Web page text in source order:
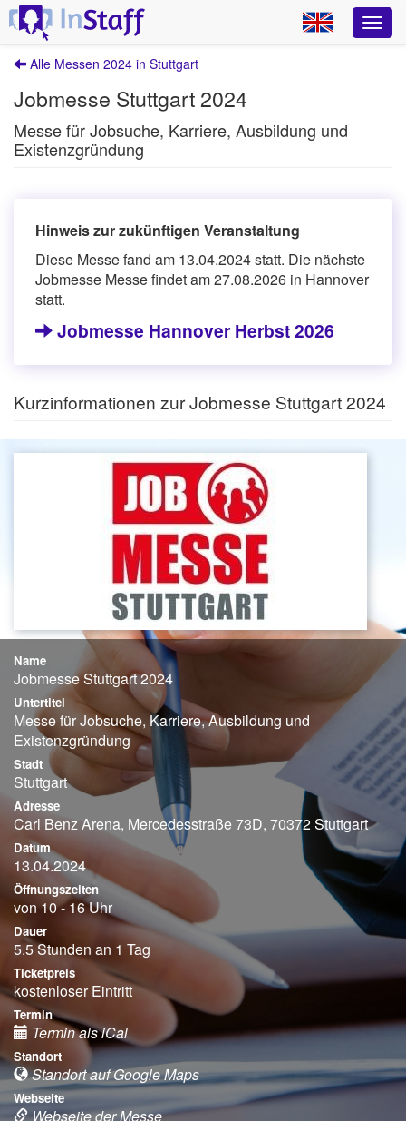
Alle Messen 2024 in Stuttgart
Jobmesse Stuttgart 2024
Messe für Jobsuche, Karriere, Ausbildung und
Existenzgründung
Hinweis zur zukünftigen Veranstaltung
Diese Messe fand am 13.04.2024 statt. Die nächste
Jobmesse Messe findet am 27.08.2026 in Hannover
statt.
Jobmesse Hannover Herbst 2026
Kurzinformationen zur Jobmesse Stuttgart 2024
Name
Jobmesse Stuttgart 2024
Untertitel
Messe für Jobsuche, Karriere, Ausbildung und
Existenzgründung
Stadt
Stuttgart
Adresse
Carl Benz Arena, Mercedesstraße 73D, 70372 Stuttgart
Datum
13.04.2024
Öffnungszeiten
von 10 - 16 Uhr
Dauer
5.5 Stunden an 1 Tag
Ticketpreis
kostenloser Eintritt
Termin
Termin als iCal
Standort
Standort auf Google Maps
Webseite
Webseite der Messe